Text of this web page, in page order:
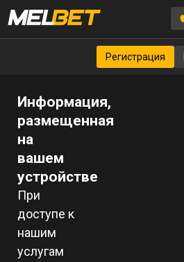
Регистрация
Информация,
размещенная
на
вашем
устройстве
При
доступе к
нашим
услугам